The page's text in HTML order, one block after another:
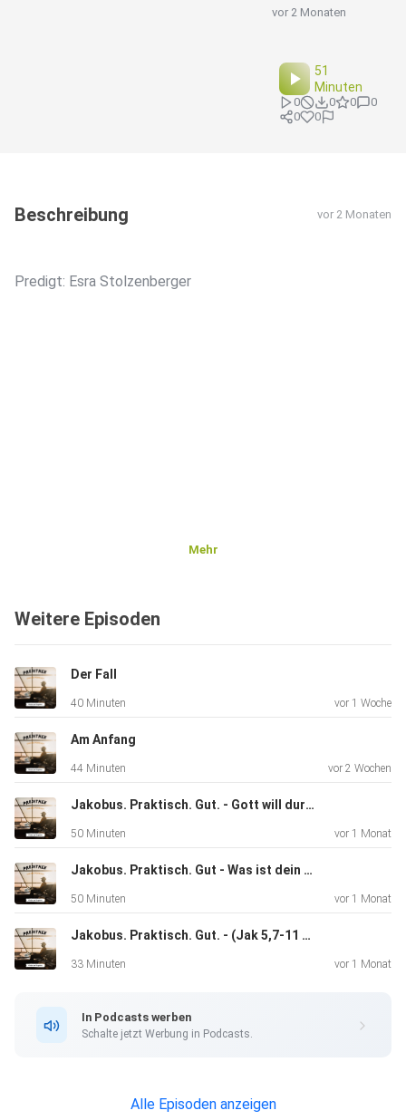
vor 2 Monaten
51
Minuten
0 0 0
0
0
0
Beschreibung vor 2 Monaten
Predigt: Esra Stolzenberger
Mehr
Weitere Episoden
Der Fall
40 Minuten vor 1 Woche
Am Anfang
44 Minuten vor 2 Wochen
Jakobus. Praktisch. Gut. - Gott will durch dich wirken
50 Minuten vor 1 Monat
Jakobus. Praktisch. Gut - Was ist dein Wort wert?
50 Minuten vor 1 Monat
Jakobus. Praktisch. Gut. - (Jak 5,7-11 Geduld und Standhaftigkeit wird belohnt)
33 Minuten vor 1 Monat
In Podcasts werben
Schalte jetzt Werbung in Podcasts.
Alle Episoden anzeigen